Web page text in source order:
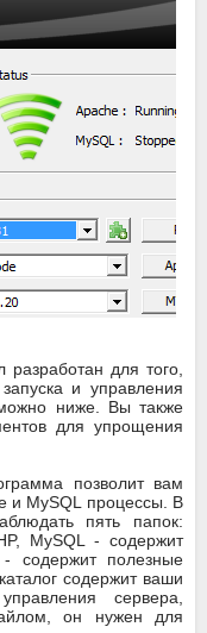
для того,
и управления
ниже. Вы также
для упрощения
позволит вам
и MySQL процессы. В
пять папок:
MySQL - содержит
содержит полезные
содержит ваши
сервера,
он нужен для